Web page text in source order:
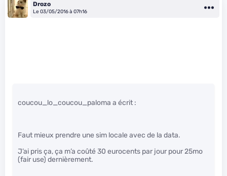
Drozo
Le 03/05/2016 à 07h16
coucou_lo_coucou_paloma a écrit :
Faut mieux prendre une sim locale avec de la data.
J’ai pris ça, ça m’a coûté 30 eurocents par jour pour 25mo
(fair use) dernièrement.